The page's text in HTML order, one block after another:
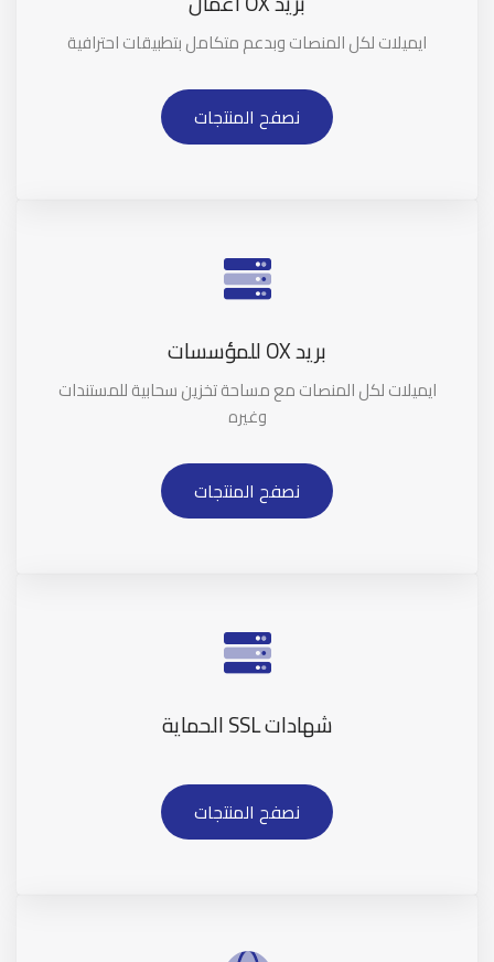
ايميلات لكل المنصات وبدعم متكامل بتطبيقات احترافية
نصفح المنتجات
بريد OX للمؤسسات
ايميلات لكل المنصات مع مساحة تخزين سحابية للمستندات
وغيره
نصفح المنتجات
شهادات SSL الحماية
نصفح المنتجات